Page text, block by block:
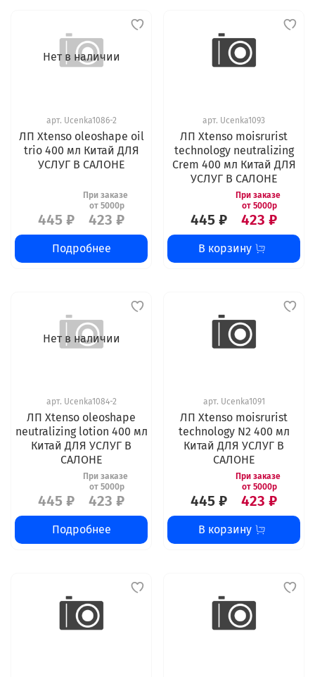
Нет в наличии
арт. Ucenka1086-2
ЛП Xtenso oleoshape oil
trio 400 мл Китай ДЛЯ
УСЛУГ В САЛОНЕ
445 ₽ 423 ₽
Подробнее
арт. Ucenka1093
ЛП Xtenso moisrurist
technology neutralizing
Crem 400 мл Китай ДЛЯ
УСЛУГ В САЛОНЕ
445 ₽ 423 ₽
В корзину
Нет в наличии
арт. Ucenka1084-2
ЛП Xtenso oleoshape
neutralizing lotion 400 мл
Китай ДЛЯ УСЛУГ В
САЛОНЕ
445 ₽ 423 ₽
Подробнее
арт. Ucenka1091
ЛП Xtenso moisrurist
technology N2 400 мл
Китай ДЛЯ УСЛУГ В
САЛОНЕ
445 ₽ 423 ₽
В корзину